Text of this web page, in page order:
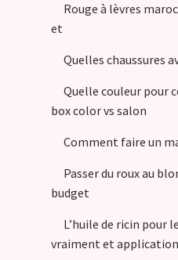
Rouge à lèvres
et
Quelles chaussures
Quelle couleur pour
box color vs salon
Comment faire un
Passer du roux au
budget
L’huile de ricin pour
vraiment et application